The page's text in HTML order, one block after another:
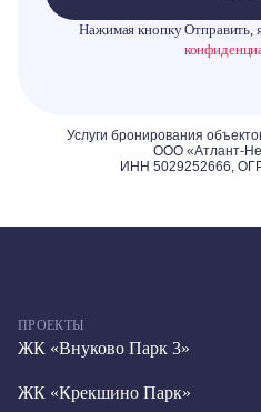
Нажимая кнопку Отправить,
ПРОЕКТЫ
ЖК «Внуково Парк 3»
ЖК «Крекшино Парк»